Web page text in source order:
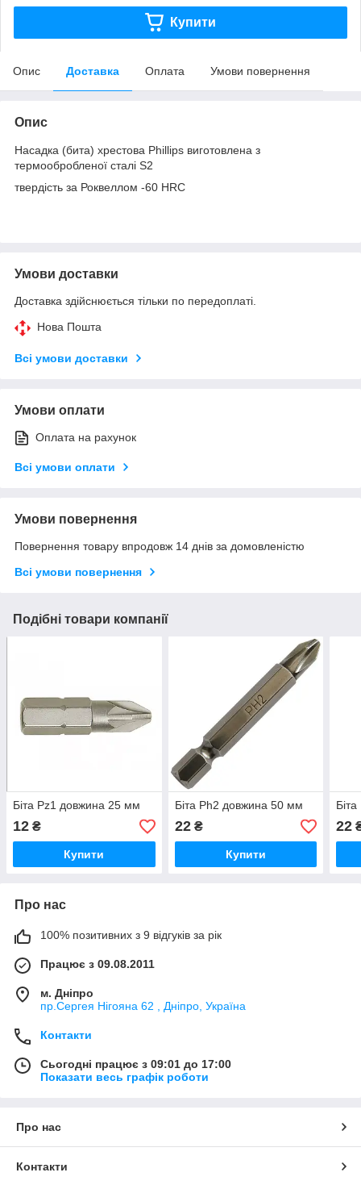
Купити
Опис Доставка Оплата Умови повернення
Опис
Насадка (бита) хрестова Phillips виготовлена з
термообробленої сталі S2
твердість за Роквеллом -60 HRC
Умови доставки
Доставка здійснюється тільки по передоплаті.
Нова Пошта
Всі умови доставки
Умови оплати
Оплата на рахунок
Всі умови оплати
Умови повернення
Повернення товару впродовж 14 днів за домовленістю
Всі умови повернення
Подібні товари компанії
Біта Pz1 довжина 25 мм
12 ₴
Купити
Біта Ph2 довжина 50 мм
22₴
Купити
22
Про нас
100% позитивних з 9 відгуків за рік
Працює з 09.08.2011
м. Дніпро
пр.Сергея Нігояна 62 , Дніпро, Україна
Контакти
Сьогодні працює з 09:01 до 17:00
Показати весь графік роботи
Про нас
Контакти